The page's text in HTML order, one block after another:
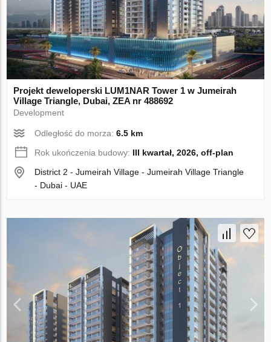
Projekt deweloperski LUM1NAR Tower 1 w Jumeirah
Village Triangle, Dubai, ZEA nr 488692
Development
Odległość do morza:6.5 km
Rok ukończenia budowy: III kwartał, 2026, off-plan
District 2 - Jumeirah Village - Jumeirah Village Triangle
- Dubai - UAE